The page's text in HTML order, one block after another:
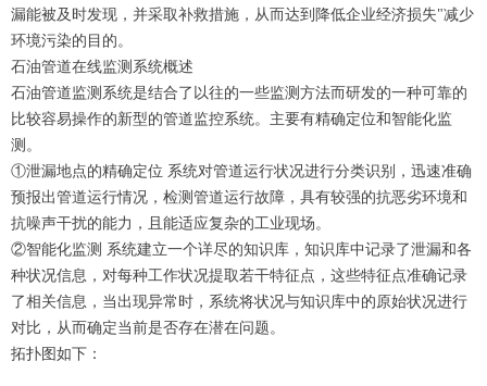
漏能被及时发现，并采取补救措施，从而达到降低企业经济损失"减少
环境污染的目的。
石油管道在线监测系统概述
石油管道监测系统是结合了以往的一些监测方法而研发的一种可靠的
比较容易操作的新型的管道监控系统。主要有精确定位和智能化监
测。
①泄漏地点的精确定位 系统对管道运行状况进行分类识别，迅速准确
预报出管道运行情况，检测管道运行故障，具有较强的抗恶劣环境和
抗噪声干扰的能力，且能适应复杂的工业现场。
②智能化监测 系统建立一个详尽的知识库，知识库中记录了泄漏和各
种状况信息，对每种工作状况提取若干特征点，这些特征点准确记录
了相关信息，当出现异常时，系统将状况与知识库中的原始状况进行
对比，从而确定当前是否存在潜在问题。
拓扑图如下：